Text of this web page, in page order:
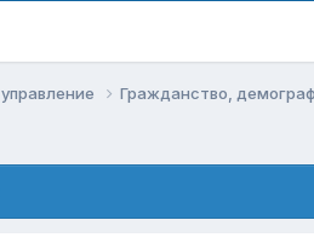
Гражданство,